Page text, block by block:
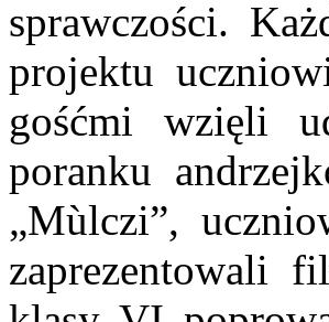
sprawczości.
projektu
gośćmi wzięli
poranku
„Mùlczi”,
zaprezentowali